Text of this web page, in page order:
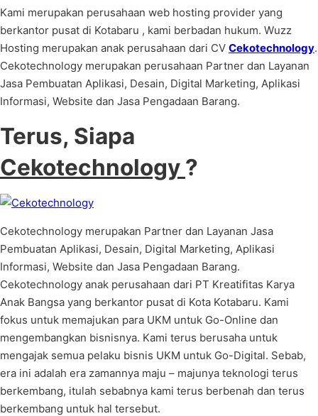
Kami merupakan perusahaan web hosting provider yang
berkantor pusat di Kotabaru , kami berbadan hukum. Wuzz
Hosting merupakan anak perusahaan dari CV Cekotechnology.
Cekotechnology merupakan perusahaan Partner dan Layanan
Jasa Pembuatan Aplikasi, Desain, Digital Marketing, Aplikasi
Informasi, Website dan Jasa Pengadaan Barang.
Terus, Siapa
Cekotechnology ?
Cekotechnology merupakan Partner dan Layanan Jasa
Pembuatan Aplikasi, Desain, Digital Marketing, Aplikasi
Informasi, Website dan Jasa Pengadaan Barang.
Cekotechnology anak perusahaan dari PT Kreatifitas Karya
Anak Bangsa yang berkantor pusat di Kota Kotabaru. Kami
fokus untuk memajukan para UKM untuk Go-Online dan
mengembangkan bisnisnya. Kami terus berusaha untuk
mengajak semua pelaku bisnis UKM untuk Go-Digital. Sebab,
era ini adalah era zamannya maju – majunya teknologi terus
berkembang, itulah sebabnya kami terus berbenah dan terus
berkembang untuk hal tersebut.